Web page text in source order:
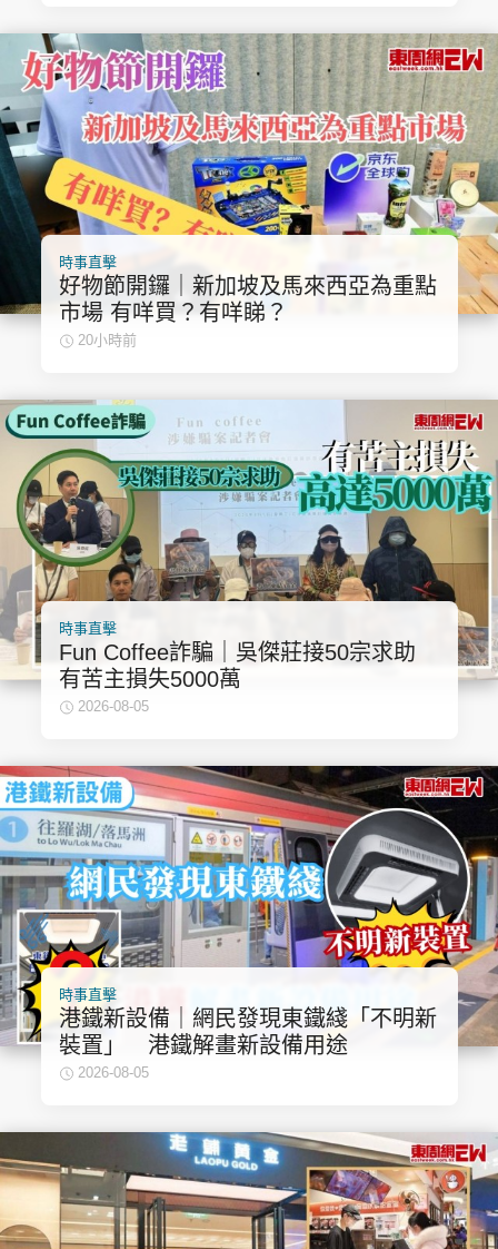
時事直擊
好物節開鑼｜新加坡及馬來西亞為重點
市場 有咩買？有咩睇？
20小時前
時事直擊
Fun Coffee詐騙｜吳傑莊接50宗求助
有苦主損失5000萬
2026-08-05
時事直擊
港鐵新設備｜網民發現東鐵綫「不明新
裝置」 港鐵解畫新設備用途
2026-08-05